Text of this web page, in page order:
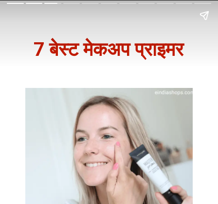
7 बेस्ट मेकअप प्राइमर